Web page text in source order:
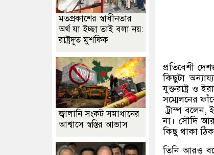
প্রতিবেশী
কিছুটা
যুক্তরাষ্ট্র ও
সম্মেলনের
ট্রাম্প বলেন,
না। সৌদি
কিছু থাকা
তিনি আরও
মতপ্রকাশের স্বাধীনতার
অর্থ যা ইচ্ছা তাই বলা নয়:
রাষ্ট্রদূত মুশফিক
জ্বালানি সংকট সমাধানের
আশ্বাসে স্বস্তির আভাস